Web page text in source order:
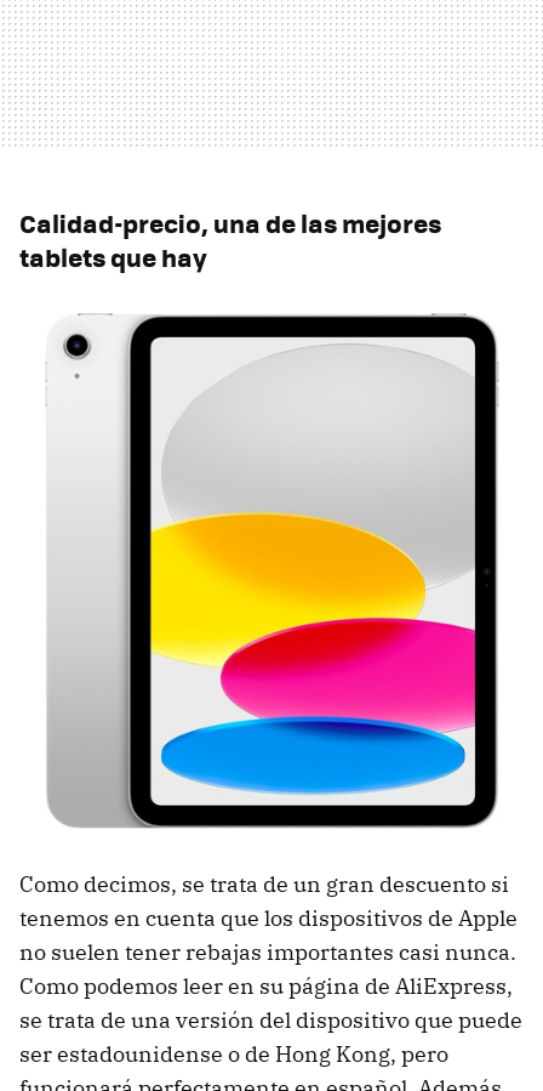
Calidad-precio, una de las mejores
tablets que hay
Como decimos, se trata de un gran descuento si
tenemos en cuenta que los dispositivos de Apple
no suelen tener rebajas importantes casi nunca.
Como podemos leer en su página de AliExpress,
se trata de una versión del dispositivo que puede
ser estadounidense o de Hong Kong, pero